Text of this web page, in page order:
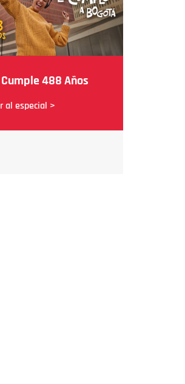
488 Años
al especial >